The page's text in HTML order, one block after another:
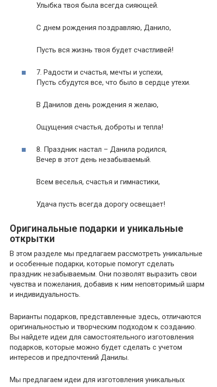
Улыбка твоя была всегда сияющей.
С днем рождения поздравляю, Данило,
Пусть вся жизнь твоя будет счастливей!
7. Радости и счастья, мечты и успехи,
Пусть сбудутся все, что было в сердце утехи.
В Данилов день рождения я желаю,
Ощущения счастья, доброты и тепла!
8. Праздник настал – Данила родился,
Вечер в этот день незабываемый.
Всем веселья, счастья и гимнастики,
Удача пусть всегда дорогу освещает!
Оригинальные подарки и уникальные
открытки
В этом разделе мы предлагаем рассмотреть уникальные
и особенные подарки, которые помогут сделать
праздник незабываемым. Они позволят выразить свои
чувства и пожелания, добавив к ним неповторимый шарм
и индивидуальность.
Варианты подарков, представленные здесь, отличаются
оригинальностью и творческим подходом к созданию.
Вы найдете идеи для самостоятельного изготовления
подарков, которые можно будет сделать с учетом
интересов и предпочтений Данилы.
Мы предлагаем идеи для изготовления уникальных